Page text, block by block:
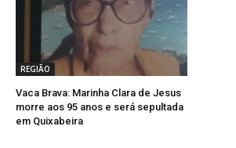
REGIÃO
Vaca Brava: Marinha Clara de Jesus
morre aos 95 anos e será sepultada
em Quixabeira